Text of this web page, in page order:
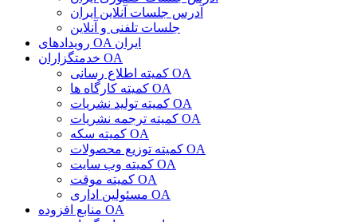
آدرس جلسات آنلاین ایران
جلسات تلفنی و آنلاین
رویدادهای OA ایران
خدمتگزاران OA
کمیته اطلاع رسانی OA
کمیته کارگاه ها OA
کمیته تولید نشریات OA
کمیته ترجمه نشریات OA
کمیته سکه OA
کمیته توزیع محصولات OA
کمیته وب سایت OA
کمیته موقت OA
مسئولین اداری OA
منابع افزوده OA